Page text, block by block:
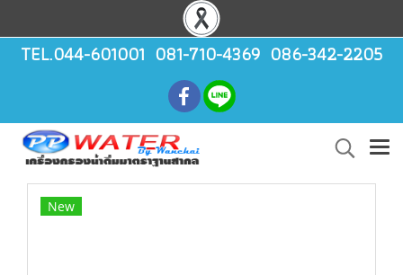
TEL.044-601001 081-710-4369 086-342-2205
New